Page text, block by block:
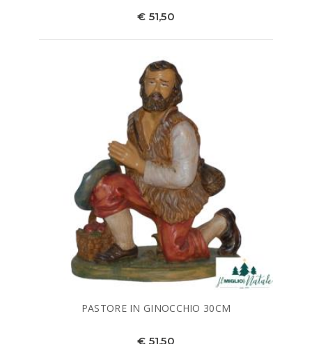
€ 51,50
PASTORE IN GINOCCHIO 30CM
€ 51,50